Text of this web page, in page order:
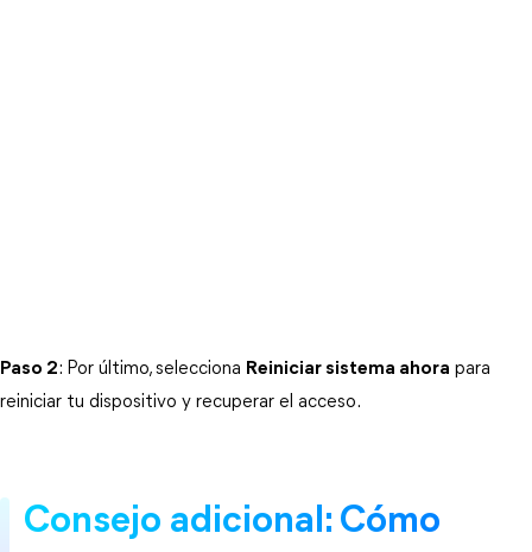
Paso 2: Por último, selecciona Reiniciar sistema ahora para
reiniciar tu dispositivo y recuperar el acceso.
Consejo adicional: Cómo